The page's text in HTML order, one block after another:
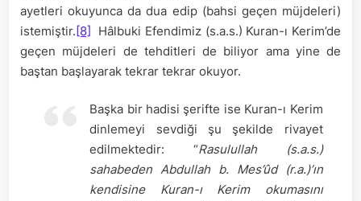
ayetleri okuyunca da dua edip (bahsi geçen müjdeleri)
istemiştir.[8] Hâlbuki Efendimiz (s.a.s.) Kuran-ı Kerim’de
geçen müjdeleri de tehditleri de biliyor ama yine de
baştan başlayarak tekrar tekrar okuyor.
Başka bir hadisi şerifte ise Kuran-ı Kerim
dinlemeyi sevdiği şu şekilde rivayet
edilmektedir: “Rasulullah (s.a.s.)
sahabeden Abdullah b. Mes’ûd (r.a.)’ın
kendisine Kuran-ı Kerim okumasını